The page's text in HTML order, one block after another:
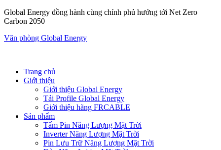
Global Energy đồng hành cùng chính phủ hướng tới Net Zero
Carbon 2050
Văn phòng Global Energy
Trang chủ
Giới thiệu
Giới thiệu Global Energy
Tải Profile Global Energy
Giới thiệu hãng FRCABLE
Sản phẩm
Tấm Pin Năng Lượng Mặt Trời
Inverter Năng Lượng Mặt Trời
Pin Lưu Trữ Năng Lượng Mặt Trời